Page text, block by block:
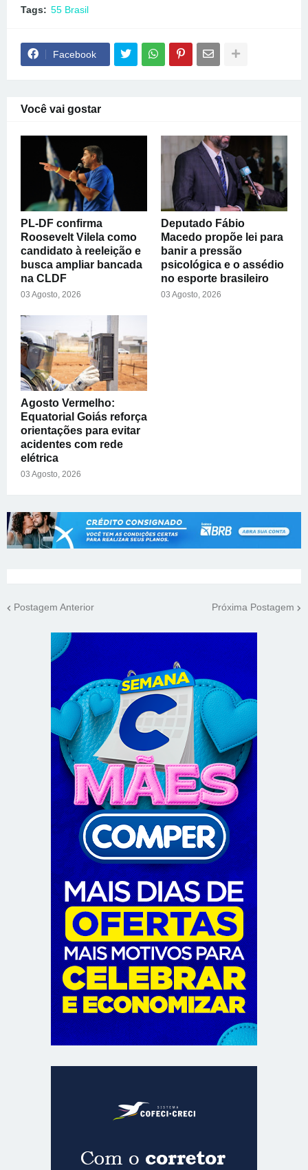
Tags: 55 Brasil
Facebook
Você vai gostar
PL-DF confirma
Roosevelt Vilela como
candidato à reeleição e
busca ampliar bancada
na CLDF
03 Agosto, 2026
Deputado Fábio
Macedo propõe lei para
banir a pressão
psicológica e o assédio
no esporte brasileiro
03 Agosto, 2026
Agosto Vermelho:
Equatorial Goiás reforça
orientações para evitar
acidentes com rede
elétrica
03 Agosto, 2026
Postagem Anterior Próxima Postagem